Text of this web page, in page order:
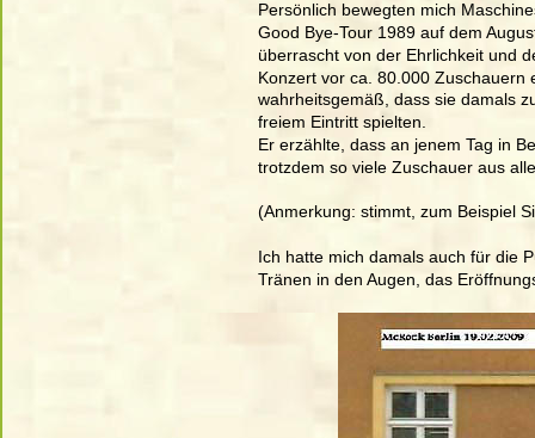
Persönlich bewegten mich
Good Bye-Tour 1989 auf dem
überrascht von der Ehrlichkeit und
Konzert vor ca. 80.000
wahrheitsgemäß, dass sie damals
freiem Eintritt spielten.
Er erzählte, dass an jenem Tag in
trotzdem so viele Zuschauer aus
(Anmerkung: stimmt, zum Beispiel
Ich hatte mich damals auch für die
Tränen in den Augen, das